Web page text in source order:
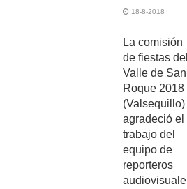
18-8-2018
La comisión
de fiestas del
Valle de San
Roque 2018
(Valsequillo)
agradeció el
trabajo del
equipo de
reporteros
audiovisuale